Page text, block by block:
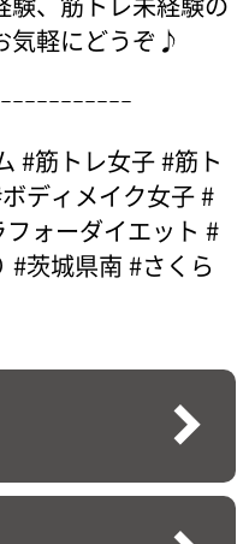
気軽にどうぞ♪
ｰｰｰｰｰｰｰｰｰｰ
#筋トレ女子 #筋ト
ディメイク女子 #
ォーダイエット #
#茨城県南 #さくら